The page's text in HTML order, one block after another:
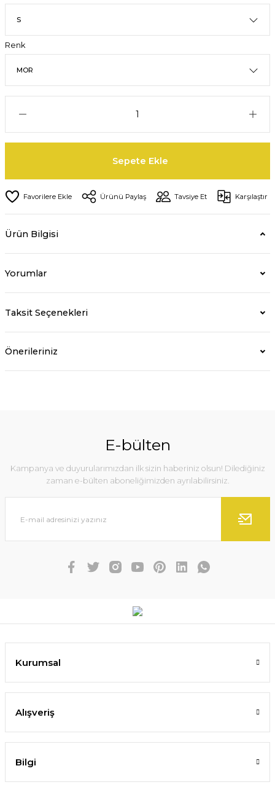
Renk
Sepete Ekle
Ürünü Paylaş Tavsiye Et Karşılaştır
Ürün Bilgisi
Yorumlar
Taksit Seçenekleri
Önerileriniz
E-bülten
Kampanya ve duyurularımızdan ilk sizin haberiniz olsun! Dilediğiniz
zaman e-bülten aboneliğimizden ayrılabilirsiniz.
Kurumsal
Alışveriş
Bilgi